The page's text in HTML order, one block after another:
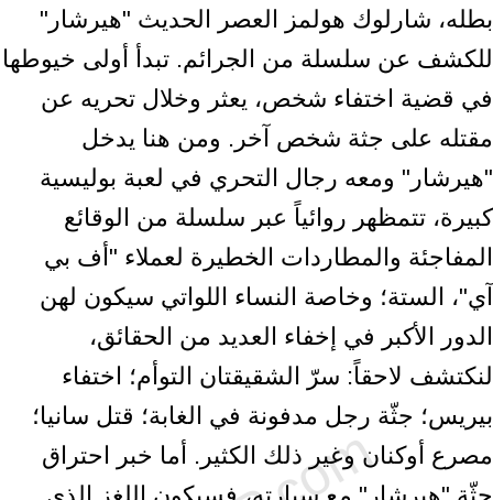
بطله، شارلوك هولمز ‏العصر الحديث "هيرشار"
للكشف عن سلسلة من الجرائم. تبدأ أولى خيوطها
في ‏قضية اختفاء شخص، يعثر وخلال تحريه عن
مقتله على جثة شخص آخر. ومن ‏هنا يدخل
"هيرشار" ومعه رجال التحري في لعبة بوليسية
كبيرة، تتمظهر روائياً عبر ‏سلسلة من الوقائع
المفاجئة والمطاردات الخطيرة لعملاء "أف بي
آي"، الستة؛ ‏وخاصة النساء اللواتي سيكون لهن
الدور الأكبر في إخفاء العديد من الحقائق،
‏لنكتشف لاحقاً: سرّ الشقيقتان التوأم؛ اختفاء
بيريس؛ جثّة رجل مدفونة في الغابة؛ ‏قتل سانيا؛
مصرع أوكنان وغير ذلك الكثير. أما خبر احتراق